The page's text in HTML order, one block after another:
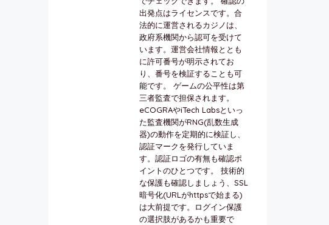
出発点はライセンスです。合
法的に運営されるカジノは、
政府系機関から認可を受けて
います。運営会社情報ととも
に許可番号が明示されてお
り、番号を検証することも可
能です。 ゲームの公平性は第
三者監査で担保されます。
eCOGRAやiTech Labsといっ
た監査機関がRNG(乱数生成
器)の動作を定期的に検証し、
認証マークを発行していま
す。認証ロゴの有無も確認ポ
イントのひとつです。 技術的
な保護も確認しましょう、SSL
暗号化(URLがhttpsで始まる)
は大前提です。ログイン保護
の選択肢があるかも重要で